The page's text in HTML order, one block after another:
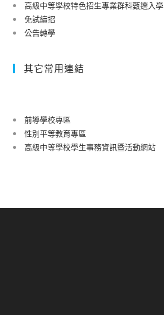
高級中等學校特色招生專業群科甄選入學
免試續招
公告轉學
其它常用連結
前導學校專區
性別平等教育專區
高級中等學校學生事務資訊暨活動網站